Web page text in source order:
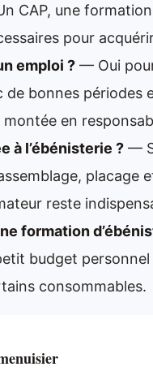
CAP, une
pour
emploi ? — Oui
de bonnes
en
à l’ébénisterie ? —
placage
reste
formation
budget
consommables.